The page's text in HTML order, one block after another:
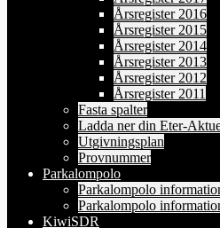
Årsregister 2016
Årsregister 2015
Årsregister 2014
Årsregister 2013
Årsregister 2012
Årsregister 2011
Fasta spalter
Ladda ner din Eter-
Utgivningsplan
Provnummer
Parkalompolo
Parkalompolo
Parkalompolo
KiwiSDR